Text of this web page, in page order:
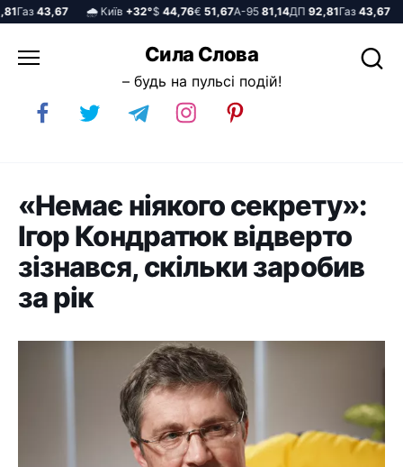
Газ43,67 🌧️ Київ+32°$44,76€51,67А-9581,14ДП92,81Газ43,67
до
Сила Слова
– будь на пульсі подій!
«Немає ніякого секрету»:
Ігор Кондратюк відверто
зізнався, скільки заробив
за рік